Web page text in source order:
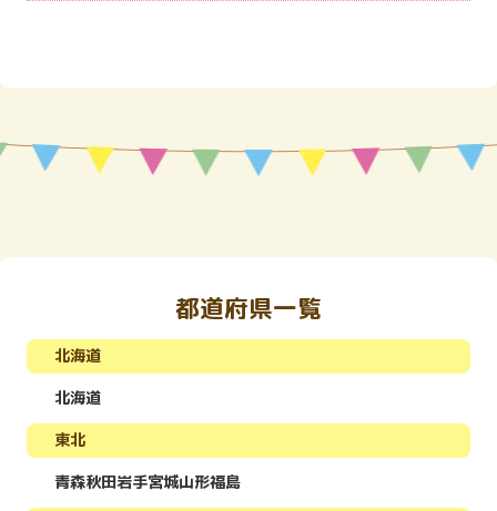
都道府県一覧
北海道
北海道
東北
青森秋田岩手宮城山形福島